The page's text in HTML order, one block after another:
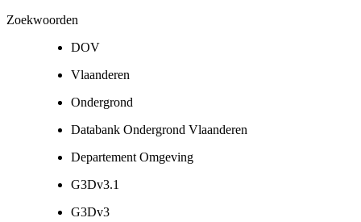
Zoekwoorden
DOV
Vlaanderen
Ondergrond
Databank Ondergrond Vlaanderen
Departement Omgeving
G3Dv3.1
G3Dv3